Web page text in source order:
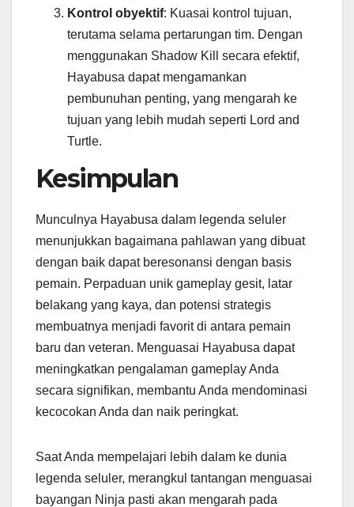
Kontrol obyektif: Kuasai kontrol tujuan,
terutama selama pertarungan tim. Dengan
menggunakan Shadow Kill secara efektif,
Hayabusa dapat mengamankan
pembunuhan penting, yang mengarah ke
tujuan yang lebih mudah seperti Lord and
Turtle.
Kesimpulan
Munculnya Hayabusa dalam legenda seluler
menunjukkan bagaimana pahlawan yang dibuat
dengan baik dapat beresonansi dengan basis
pemain. Perpaduan unik gameplay gesit, latar
belakang yang kaya, dan potensi strategis
membuatnya menjadi favorit di antara pemain
baru dan veteran. Menguasai Hayabusa dapat
meningkatkan pengalaman gameplay Anda
secara signifikan, membantu Anda mendominasi
kecocokan Anda dan naik peringkat.
Saat Anda mempelajari lebih dalam ke dunia
legenda seluler, merangkul tantangan menguasai
bayangan Ninja pasti akan mengarah pada